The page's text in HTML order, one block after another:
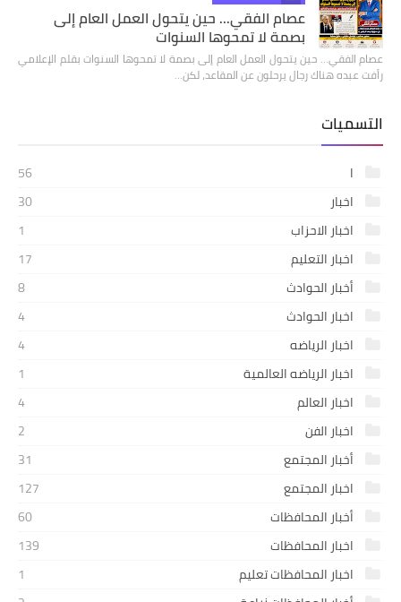
عصام الفقي... حين يتحول العمل العام إلى
بصمة لا تمحوها السنوات
عصام الفقي... حين يتحول العمل العام إلى بصمة لا تمحوها السنوات بقلم الإعلامي
رأفت عبده هناك رجال يرحلون عن المقاعد، لكن…
التسميات
ا
56
اخبار
30
اخبار الاحزاب
1
اخبار التعليم
17
أخبار الحوادث
8
اخبار الحوادث
4
اخبار الرياضه
4
اخبار الرياضه العالمية
1
اخبار العالم
4
اخبار الفن
2
أخبار المجتمع
31
اخبار المجتمع
127
أخبار المحافظات
60
اخبار المحافظات
139
اخبار المحافظات تعليم
1